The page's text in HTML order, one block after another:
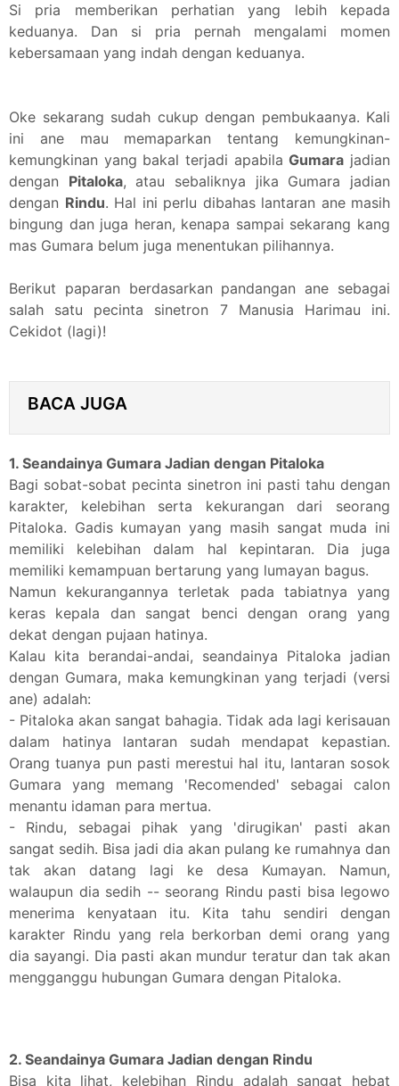
Si pria memberikan perhatian yang lebih kepada
keduanya. Dan si pria pernah mengalami momen
kebersamaan yang indah dengan keduanya.
Oke sekarang sudah cukup dengan pembukaanya. Kali
ini ane mau memaparkan tentang kemungkinan-
kemungkinan yang bakal terjadi apabilaGumara jadian
dengan Pitaloka, atau sebaliknya jika Gumara jadian
dengan Rindu. Hal ini perlu dibahas lantaran ane masih
bingung dan juga heran, kenapa sampai sekarang kang
mas Gumara belum juga menentukan pilihannya.
Berikut paparan berdasarkan pandangan ane sebagai
salah satu pecinta sinetron 7 Manusia Harimau ini.
Cekidot (lagi)!
BACA JUGA
1. Seandainya Gumara Jadian dengan Pitaloka
Bagi sobat-sobat pecinta sinetron ini pasti tahu dengan
karakter, kelebihan serta kekurangan dari seorang
Pitaloka. Gadis kumayan yang masih sangat muda ini
memiliki kelebihan dalam hal kepintaran. Dia juga
memiliki kemampuan bertarung yang lumayan bagus.
Namun kekurangannya terletak pada tabiatnya yang
keras kepala dan sangat benci dengan orang yang
dekat dengan pujaan hatinya.
Kalau kita berandai-andai, seandainya Pitaloka jadian
dengan Gumara, maka kemungkinan yang terjadi (versi
ane) adalah:
- Pitaloka akan sangat bahagia. Tidak ada lagi kerisauan
dalam hatinya lantaran sudah mendapat kepastian.
Orang tuanya pun pasti merestui hal itu, lantaran sosok
Gumara yang memang 'Recomended' sebagai calon
menantu idaman para mertua.
- Rindu, sebagai pihak yang 'dirugikan' pasti akan
sangat sedih. Bisa jadi dia akan pulang ke rumahnya dan
tak akan datang lagi ke desa Kumayan. Namun,
walaupun dia sedih -- seorang Rindu pasti bisa legowo
menerima kenyataan itu. Kita tahu sendiri dengan
karakter Rindu yang rela berkorban demi orang yang
dia sayangi. Dia pasti akan mundur teratur dan tak akan
mengganggu hubungan Gumara dengan Pitaloka.
2. Seandainya Gumara Jadian dengan Rindu
Bisa kita lihat, kelebihan Rindu adalah sangat hebat